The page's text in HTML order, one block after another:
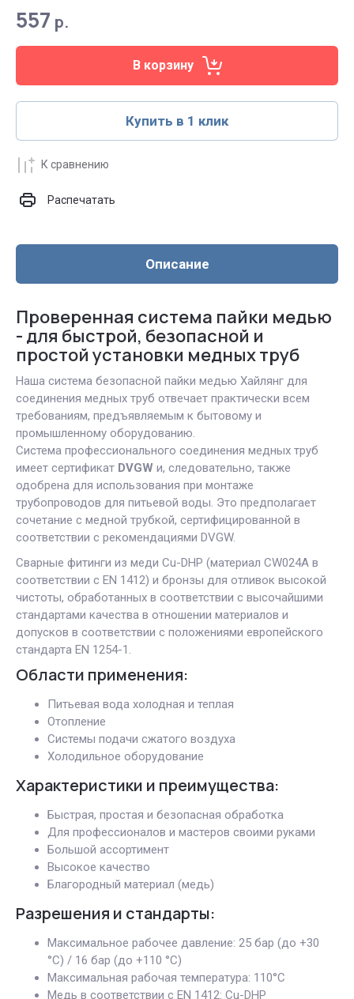
557 р.
В корзину
Купить в 1 клик
К сравнению
Распечатать
Описание
Проверенная система пайки медью
- для быстрой, безопасной и
простой установки медных труб
Наша система безопасной пайки медью Хайлянг для
соединения медных труб отвечает практически всем
требованиям, предъявляемым к бытовому и
промышленному оборудованию.
Система профессионального соединения медных труб
имеет сертификат DVGW и, следовательно, также
одобрена для использования при монтаже
трубопроводов для питьевой воды. Это предполагает
сочетание с медной трубкой, сертифицированной в
соответствии с рекомендациями DVGW.
Сварные фитинги из меди Cu-DHP (материал CW024A в
соответствии с EN 1412) и бронзы для отливок высокой
чистоты, обработанных в соответствии с высочайшими
стандартами качества в отношении материалов и
допусков в соответствии с положениями европейского
стандарта EN 1254-1.
Области применения:
Питьевая вода холодная и теплая
Отопление
Системы подачи сжатого воздуха
Холодильное оборудование
Характеристики и преимущества:
Быстрая, простая и безопасная обработка
Для профессионалов и мастеров своими руками
Большой ассортимент
Высокое качество
Благородный материал (медь)
Разрешения и стандарты:
Максимальное рабочее давление: 25 бар (до +30
°C) / 16 бар (до +110 °C)
Максимальная рабочая температура: 110°C
Медь в соответствии с EN 1412: Cu-DHP